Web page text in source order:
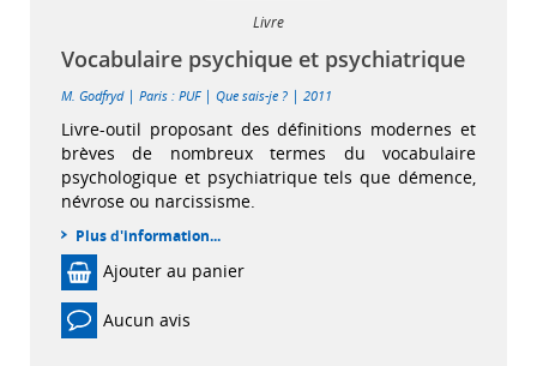
Livre
Vocabulaire psychique et psychiatrique
M. Godfryd | Paris : PUF| Que sais-je ? | 2011
Livre-outil proposant des définitions modernes et
brèves de nombreux termes du vocabulaire
psychologique et psychiatrique tels que démence,
névrose ou narcissisme.
Plus d'information...
Ajouter au panier
Aucun avis